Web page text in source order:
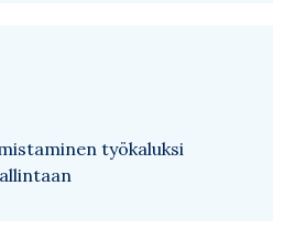
työkaluksi